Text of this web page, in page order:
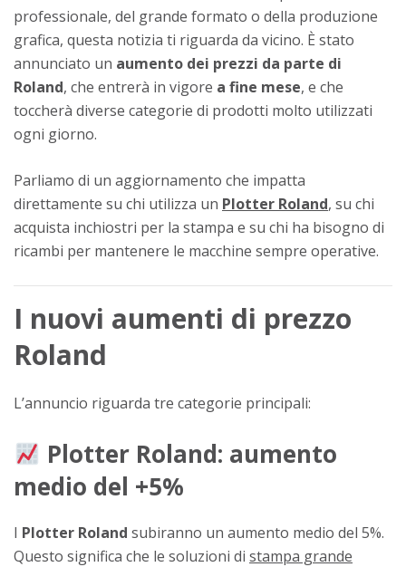
professionale, del grande formato o della produzione
grafica, questa notizia ti riguarda da vicino. È stato
annunciato un aumento dei prezzi da parte di
Roland, che entrerà in vigore a fine mese, e che
toccherà diverse categorie di prodotti molto utilizzati
ogni giorno.
Parliamo di un aggiornamento che impatta
direttamente su chi utilizza un Plotter Roland, su chi
acquista inchiostri per la stampa e su chi ha bisogno di
ricambi per mantenere le macchine sempre operative.
I nuovi aumenti di prezzo
Roland
L’annuncio riguarda tre categorie principali:
Plotter Roland: aumento
medio del +5%
I Plotter Roland subiranno un aumento medio del 5%.
Questo significa che le soluzioni di stampa grande